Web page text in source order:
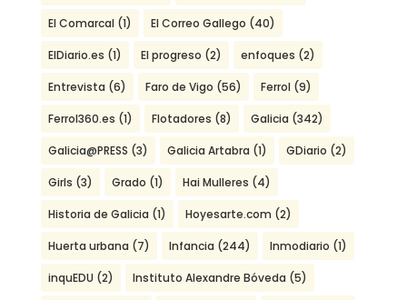
El Comarcal (1) El Correo Gallego (40)
ElDiario.es (1) El progreso (2) enfoques (2)
Entrevista (6) Faro de Vigo (56) Ferrol (9)
Ferrol360.es (1) Flotadores (8) Galicia (342)
Galicia@PRESS (3) Galicia Artabra (1) GDiario (2)
Girls (3) Grado (1) Hai Mulleres (4)
Historia de Galicia (1) Hoyesarte.com (2)
Huerta urbana (7) Infancia (244) Inmodiario (1)
inquEDU (2) Instituto Alexandre Bóveda (5)